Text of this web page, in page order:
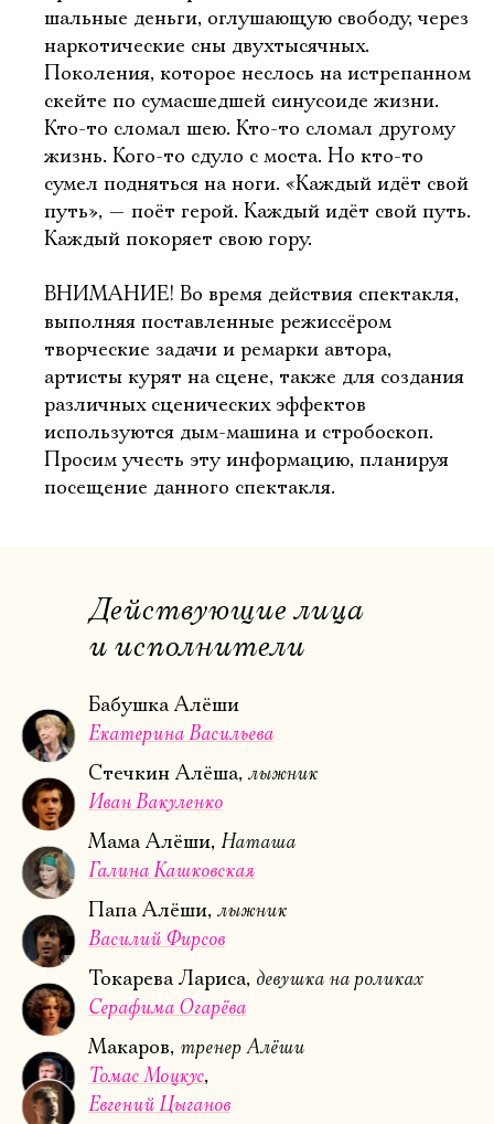
шальные деньги, оглушающую свободу, через
наркотические сны двухтысячных.
Поколения, которое неслось на истрепанном
скейте по сумасшедшей синусоиде жизни.
Кто-то сломал шею. Кто-то сломал другому
жизнь. Кого-то сдуло с моста. Но кто-то
сумел подняться на ноги. «Каждый идёт свой
путь», — поёт герой. Каждый идёт свой путь.
Каждый покоряет свою гору.
ВНИМАНИЕ! Во время действия спектакля,
выполняя поставленные режиссёром
творческие задачи и ремарки автора,
артисты курят на сцене, также для создания
различных сценических эффектов
используются дым-машина и стробоскоп.
Просим учесть эту информацию, планируя
посещение данного спектакля.
Действующие лица
и исполнители
Бабушка Алёши
Екатерина Васильева
Стечкин Алёша, лыжник
Иван Вакуленко
Мама Алёши, Наташа
Галина Кашковская
Папа Алёши, лыжник
Василий Фирсов
Токарева Лариса, девушка на роликах
Серафима Огарёва
Макаров, тренер Алёши
Томас Моцкус
Евгений Цыганов
Электропочта